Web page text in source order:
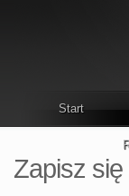
Start
Zapisz